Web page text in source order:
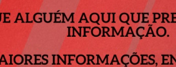
Principais
& KURTH ADVOGADOS